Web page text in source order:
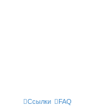
Ссылки FAQ